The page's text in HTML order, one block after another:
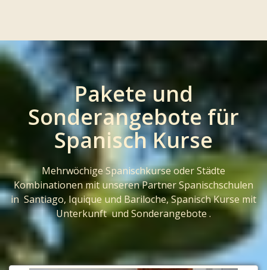
Pakete und
Sonderangebote für
Spanisch Kurse
Mehrwöchige Spanischkurse oder Städte
Kombinationen mit unseren Partner Spanischschulen
in Santiago, Iquique und Bariloche, Spanisch Kurse mit
Unterkunft und Sonderangebote .